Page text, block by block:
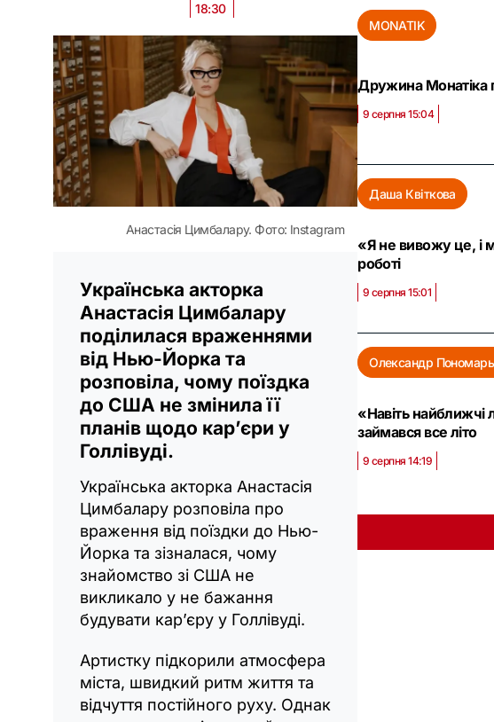
18:30
Анастасія Цимбалару. Фото: Instagram
Українська акторка
Анастасія Цимбалару
поділилася враженнями
від Нью-Йорка та
розповіла, чому поїздка
до США не змінила її
планів щодо кар’єри у
Голлівуді.
Українська акторка Анастасія
Цимбалару розповіла про
враження від поїздки до Нью-
Йорка та зізналася, чому
знайомство зі США не
викликало у не бажання
будувати кар’єру у Голлівуді.
Артистку підкорили атмосфера
міста, швидкий ритм життя та
відчуття постійного руху. Однак
MONATIK
Дружина Монатіка
9 серпня 15:04
Даша Квіткова
«Я не вивожу це, і
роботі
9 серпня 15:01
Олександр
«Навіть
займався все літо
9 серпня 14:19